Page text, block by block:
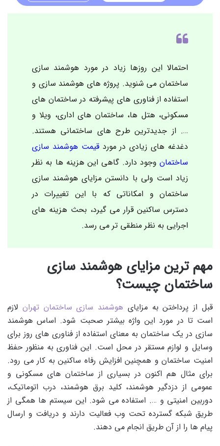
احتمالا این روزها زیاد در مورد هوشمند سازی
ساختمان می شنوید. پروژه های هوشمند سازی و
استفاده از فناوری های پیشرفته در ساختمان های
مسکونی، هتل ها، ساختمان های اداری، ویلا و
…. از جدیدترین طرح های ساختمانی هستند.
دغدغه های زیادی در موردقیمت هوشمند سازی
ساختمان وجود دارد. گاهی این هزینه ها به نظر
زیاد است ولی با دانستن مزایای هوشمند سازی
ساختمان و امکاناتی که با این تغییرات در
دسترس ساکنین قرار می گیرد، بحث هزینه های
اجرایی به نظر منطقی تر می رسد.
مهم ترین مزایای هوشمند سازی
ساختمان چیست؟
قبل از پرداختن به مزایای هوشمند سازی ساختمان تهران لازم
است تا در مورد این واژه بیشتر صحبت شود. اساس هوشمند
سازی در یک ساختمان به معنای استفاده از فناوری های روز برای
وسایل و لوازم مستقر در محل است. این فناوری به منظور حفظ
امنیت ساختمان و همچنین افزایش رفاه ساکنین به کار می رود.
برای مثال هم اکنون در بسیاری از ساختمان های مسکونی و
عمومی از دزدگیر هوشمند، کلید برق هوشمند، درب اتوماتیک،
دوربین امنیتی و …. استفاده می شود. این سیستم ها همگی از
طریق شبکه گسترده تحت وب فعالیت دارند و دریافت و ارسال
پیام ها را از آن طریق انجام می دهند.